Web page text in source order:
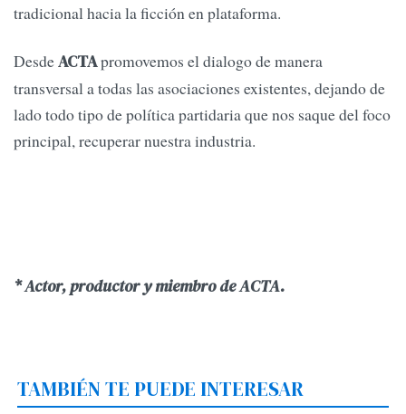
tradicional hacia la ficción en plataforma.
DesdeACTApromovemos el dialogo de manera
transversal a todas las asociaciones existentes, dejando de
lado todo tipo de política partidaria que nos saque del foco
principal, recuperar nuestra industria.
* Actor, productor y miembro de ACTA.
TAMBIÉN TE PUEDE INTERESAR